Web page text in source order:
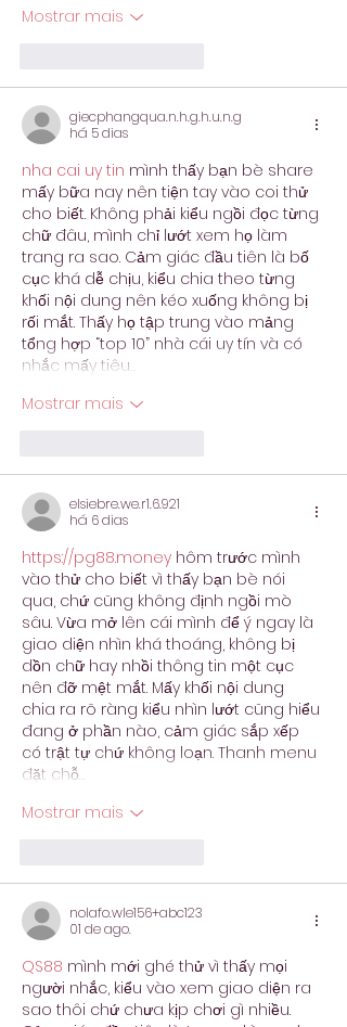
Mostrar mais
giecphangqua.n.h.g.h.u.n.g
há 5 dias
nha cai uy tin mình thấy bạn bè share
mấy bữa nay nên tiện tay vào coi thử
cho biết. Không phải kiểu ngồi đọc từng
chữ đâu, mình chỉ lướt xem họ làm
trang ra sao. Cảm giác đầu tiên là bố
cục khá dễ chịu, kiểu chia theo từng
khối nội dung nên kéo xuống không bị
rối mắt. Thấy họ tập trung vào mảng
tổng hợp “top 10” nhà cái uy tín và có
nhắc mấy tiêu…
Mostrar mais
elsiebre.we.r1.6.921
há 6 dias
https://pg88.money hôm trước mình
vào thử cho biết vì thấy bạn bè nói
qua, chứ cũng không định ngồi mò
sâu. Vừa mở lên cái mình để ý ngay là
giao diện nhìn khá thoáng, không bị
dồn chữ hay nhồi thông tin một cục
nên đỡ mệt mắt. Mấy khối nội dung
chia ra rõ ràng kiểu nhìn lướt cũng hiểu
đang ở phần nào, cảm giác sắp xếp
có trật tự chứ không loạn. Thanh menu
đặt chỗ…
Mostrar mais
nolafo.wle156+abc123
01 de ago.
QS88 mình mới ghé thử vì thấy mọi
người nhắc, kiểu vào xem giao diện ra
sao thôi chứ chưa kịp chơi gì nhiều.